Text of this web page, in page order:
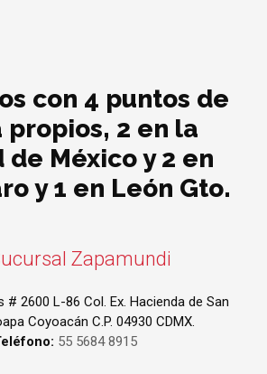
con 4 puntos de
propios, 2 en la
de México y 2 en
y 1 en León Gto.
Zapamundi
# 2600 L-86 Col. Ex. Hacienda de San
Coyoacán C.P. 04930 CDMX.
55 5684 8915